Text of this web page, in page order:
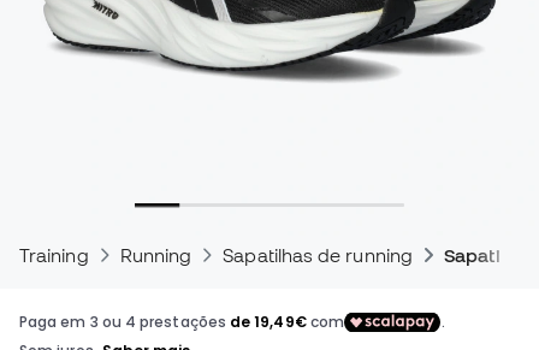
Training Running Sapatilhas de running